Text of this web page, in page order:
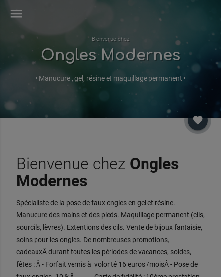
menu
Bienvenue chez
Ongles Modernes
• Manucure , gel, résine et maquillage permanent •
favorite
Bienvenue chez Ongles
Modernes
Spécialiste de la pose de faux ongles en gel et résine.
Manucure des mains et des pieds. Maquillage permanent (cils,
sourcils, lèvres). Extentions des cils. Vente de bijoux fantaisie,
soins pour les ongles. De nombreuses promotions,
cadeauxÂ durant toutes les périodes de vacances, soldes,
fêtes : Â - Forfait vernis à volonté 16 euros /moisÂ - Pose de